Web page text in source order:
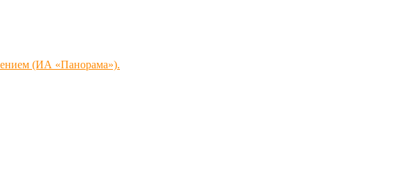
(ИА «Панорама»).